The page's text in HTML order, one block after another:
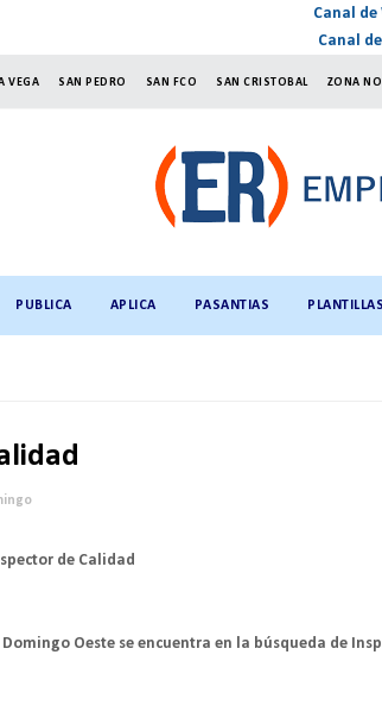
Canal
Canal
VEGA SAN PEDRO SAN FCO SAN CRISTOBAL ZONA
PUBLICA APLICA PASANTIAS PLANTILLAS
de Calidad
Oeste se encuentra en la búsqueda de